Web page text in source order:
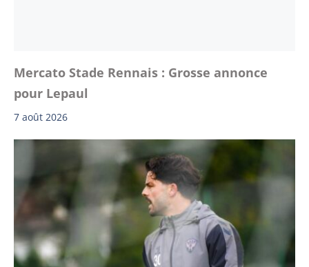
Mercato Stade Rennais : Grosse annonce
pour Lepaul
7 août 2026